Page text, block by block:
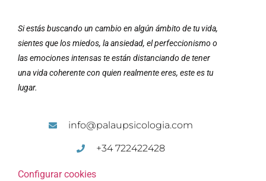
Si estás buscando un cambio en algún ámbito de tu vida,
sientes que los miedos, la ansiedad, el perfeccionismo o
las emociones intensas te están distanciando de tener
una vida coherente con quien realmente eres, este es tu
lugar.
info@palaupsicologia.com
+34 722422428
Configurar cookies